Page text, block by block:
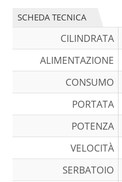
SCHEDA TECNICA
CILINDRATA
ALIMENTAZIONE
CONSUMO
PORTATA
POTENZA
VELOCITÀ
SERBATOIO